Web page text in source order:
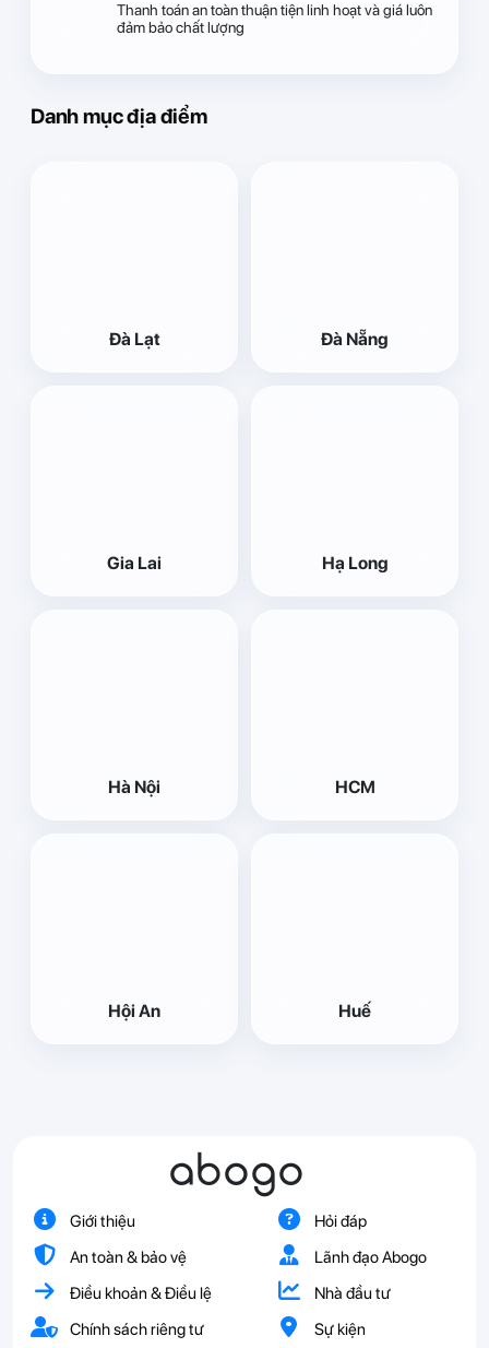
Thanh toán an toàn thuận tiện linh hoạt và giá luôn
đảm bảo chất lượng
Danh mục địa điểm
Đà Lạt Đà Nẵng
Gia Lai Hạ Long
Hà Nội HCM
Hội An Huế
abogo
Giới thiệu
An toàn & bảo vệ
Điều khoản & Điều lệ
Chính sách riêng tư
Hỏi đáp
Lãnh đạo Abogo
Nhà đầu tư
Sự kiện